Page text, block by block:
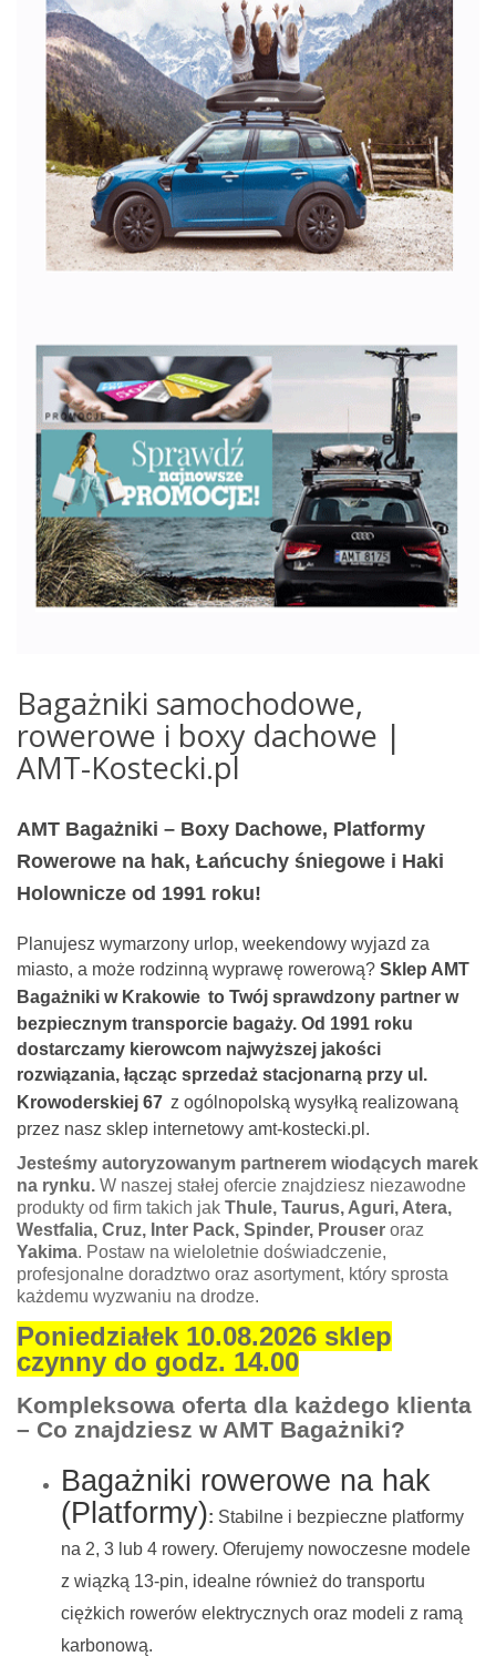
Bagażniki samochodowe,
rowerowe i boxy dachowe |
AMT-Kostecki.pl
AMT Bagażniki – Boxy Dachowe, Platformy
Rowerowe na hak, Łańcuchy śniegowe i Haki
Holownicze od 1991 roku!
Planujesz wymarzony urlop, weekendowy wyjazd za
miasto, a może rodzinną wyprawę rowerową? Sklep AMT
Bagażniki w Krakowie to Twój sprawdzony partner w
bezpiecznym transporcie bagaży. Od 1991 roku
dostarczamy kierowcom najwyższej jakości
rozwiązania, łącząc sprzedaż stacjonarną przy ul.
Krowoderskiej 67 z ogólnopolską wysyłką realizowaną
przez nasz sklep internetowy amt-kostecki.pl.
Jesteśmy autoryzowanym partnerem wiodących marek
na rynku. W naszej stałej ofercie znajdziesz niezawodne
produkty od firm takich jak Thule, Taurus, Aguri, Atera,
Westfalia, Cruz, Inter Pack, Spinder, Prouser oraz
Yakima. Postaw na wieloletnie doświadczenie,
profesjonalne doradztwo oraz asortyment, który sprosta
każdemu wyzwaniu na drodze.
Poniedziałek 10.08.2026 sklep
czynny do godz. 14.00
Kompleksowa oferta dla każdego klienta
– Co znajdziesz w AMT Bagażniki?
Bagażniki rowerowe na hak
(Platformy): Stabilne i bezpieczne platformy
na 2, 3 lub 4 rowery. Oferujemy nowoczesne modele
z wiązką 13-pin, idealne również do transportu
ciężkich rowerów elektrycznych oraz modeli z ramą
karbonową.